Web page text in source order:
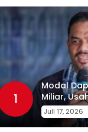
1
Modal
Miliar,
Jadi
Juli 17, 2026